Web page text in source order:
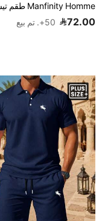
72.00 50+. تم بيع